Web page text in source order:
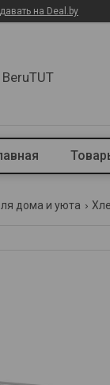
на Deal.by
BeruTUT
дома и уюта